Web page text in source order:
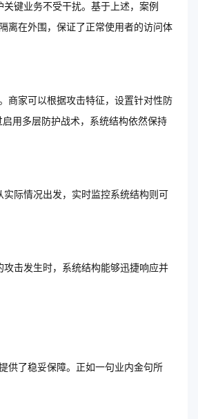
键业务不受干扰。基于上述，案例
离在外围，保证了正常使用者的访问体
商家可以根据攻击特征，设置针对性防
用多层防护战术，系统结构依然保持
际情况出发，实时监控系统结构则可
击发生时，系统结构能够迅捷响应并
供了稳妥保障。正如一句业内金句所